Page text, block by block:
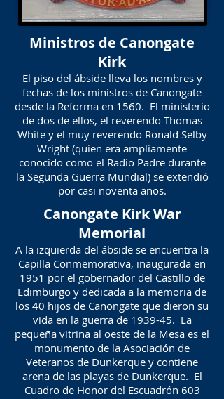
Ministros de Canongate
Kirk
El piso del ábside lleva los nombres y
fechas de los ministros de Canongate
desde la Reforma en 1560. El ministerio
de dos de ellos, el reverendo Thomas
White y el muy reverendo Ronald Selby
Wright (quien era ampliamente
conocido como el Radio Padre durante
la Segunda Guerra Mundial) se extendió
por casi noventa años.
Canongate Kirk War
Memorial
A la izquierda del ábside se encuentra la
Capilla Conmemorativa, inaugurada en
1951 por el gobernador del Castillo de
Edimburgo y dedicada a la memoria de
los 40 hijos de Canongate que dieron su
vida en la guerra de 1939-45. La
pequeña vitrina al oeste de la Mesa es el
monumento de la Asociación de
Veteranos de Dunkerque y contiene
arena de las playas de Dunkerque. El
Cuadro de Honor del Escuadrón 603